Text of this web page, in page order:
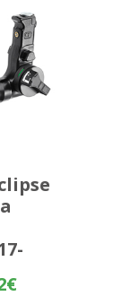
€Rango